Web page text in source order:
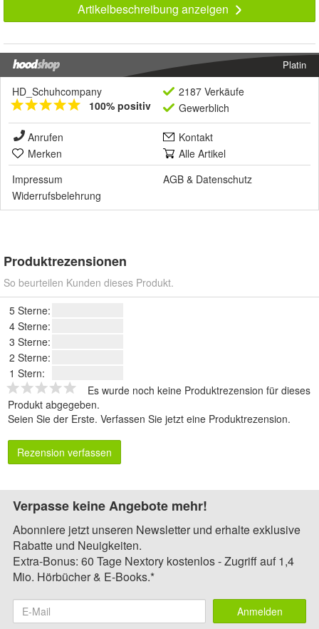
Artikelbeschreibung anzeigen
Platin
HD_Schuhcompany
100% positiv
2187 Verkäufe
Gewerblich
Anrufen
Kontakt
Merken
Alle Artikel
Impressum
AGB & Datenschutz
Widerrufsbelehrung
Produktrezensionen
So beurteilen Kunden dieses Produkt.
5 Sterne:
4 Sterne:
3 Sterne:
2 Sterne:
1 Stern:
Es wurde noch keine Produktrezension für dieses
Produkt abgegeben.
Seien Sie der Erste. Verfassen Sie jetzt eine Produktrezension.
Rezension verfassen
Verpasse keine Angebote mehr!
Abonniere jetzt unseren Newsletter und erhalte exklusive
Rabatte und Neuigkeiten.
Extra-Bonus: 60 Tage Nextory kostenlos - Zugriff auf 1,4
Mio. Hörbücher & E-Books.*
Anmelden